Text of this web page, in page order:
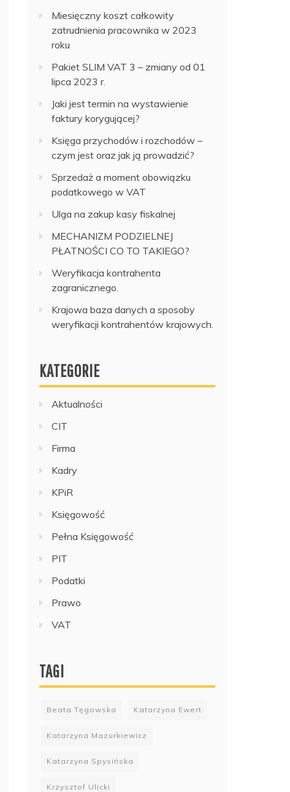
Miesięczny koszt całkowity
zatrudnienia pracownika w 2023
roku
Pakiet SLIM VAT 3 – zmiany od 01
lipca 2023 r.
Jaki jest termin na wystawienie
faktury korygującej?
Księga przychodów i rozchodów –
czym jest oraz jak ją prowadzić?
Sprzedaż a moment obowiązku
podatkowego w VAT
Ulga na zakup kasy fiskalnej
MECHANIZM PODZIELNEJ
PŁATNOŚCI CO TO TAKIEGO?
Weryfikacja kontrahenta
zagranicznego.
Krajowa baza danych a sposoby
weryfikacji kontrahentów krajowych.
KATEGORIE
Aktualności
CIT
Firma
Kadry
KPiR
Księgowość
Pełna Księgowość
PIT
Podatki
Prawo
VAT
TAGI
Beata Tęgowska Katarzyna Ewert
Katarzyna Mazurkiewicz
Katarzyna Spysińska
Krzysztof Ulicki